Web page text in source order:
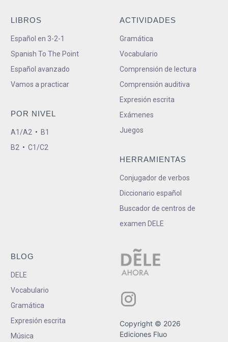
LIBROS
Español en 3-2-1
Spanish To The Point
Español avanzado
Vamos a practicar
POR NIVEL
A1/A2 • B1
B2 • C1/C2
ACTIVIDADES
Gramática
Vocabulario
Comprensión de lectura
Comprensión auditiva
Expresión escrita
Exámenes
Juegos
HERRAMIENTAS
Conjugador de verbos
Diccionario español
Buscador de centros de
examen DELE
BLOG
DELE
Vocabulario
Gramática
Expresión escrita
Música
Copyright © 2026
Ediciones Fluo